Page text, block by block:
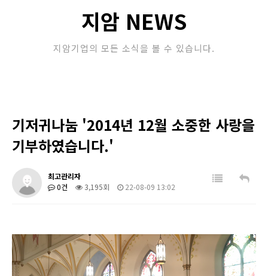
지암 NEWS
지암기업의 모든 소식을 볼 수 있습니다.
기저귀나눔 '2014년 12월 소중한 사랑을
기부하였습니다.'
최고관리자
0건
3,195회 22-08-09 13:02